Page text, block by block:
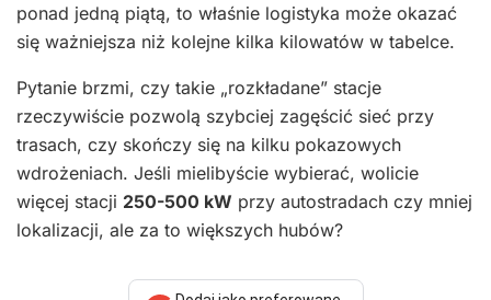
ponad jedną piątą, to właśnie logistyka może okazać
się ważniejsza niż kolejne kilka kilowatów w tabelce.
Pytanie brzmi, czy takie „rozkładane” stacje
rzeczywiście pozwolą szybciej zagęścić sieć przy
trasach, czy skończy się na kilku pokazowych
wdrożeniach. Jeśli mielibyście wybierać, wolicie
więcej stacji 250-500 kW przy autostradach czy mniej
lokalizacji, ale za to większych hubów?